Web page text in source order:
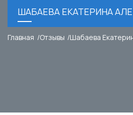
ШАБАЕВА ЕКАТЕРИНА
Главная Отзывы Шабаева